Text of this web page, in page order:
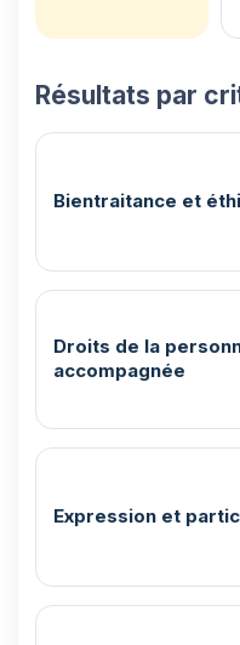
Résultats par
Bientraitance et
Droits de la
accompagnée
Expression et